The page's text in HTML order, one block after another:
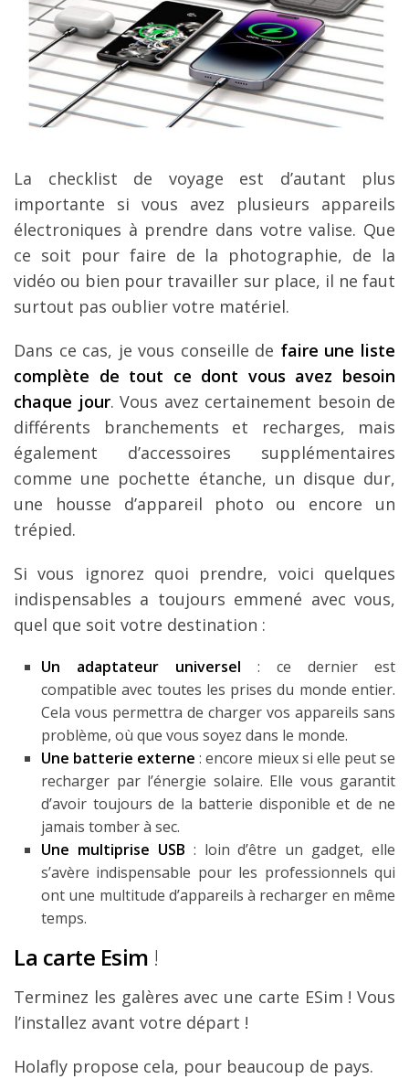
La checklist de voyage est d’autant plus
importante si vous avez plusieurs appareils
électroniques à prendre dans votre valise. Que
ce soit pour faire de la photographie, de la
vidéo ou bien pour travailler sur place, il ne faut
surtout pas oublier votre matériel.
Dans ce cas, je vous conseille de faire une liste
complète de tout ce dont vous avez besoin
chaque jour. Vous avez certainement besoin de
différents branchements et recharges, mais
également d’accessoires supplémentaires
comme une pochette étanche, un disque dur,
une housse d’appareil photo ou encore un
trépied.
Si vous ignorez quoi prendre, voici quelques
indispensables a toujours emmené avec vous,
quel que soit votre destination :
Un adaptateur universel : ce dernier est
compatible avec toutes les prises du monde entier.
Cela vous permettra de charger vos appareils sans
problème, où que vous soyez dans le monde.
Une batterie externe : encore mieux si elle peut se
recharger par l’énergie solaire. Elle vous garantit
d’avoir toujours de la batterie disponible et de ne
jamais tomber à sec.
Une multiprise USB : loin d’être un gadget, elle
s’avère indispensable pour les professionnels qui
ont une multitude d’appareils à recharger en même
temps.
La carte Esim !
Terminez les galères avec une carte ESim ! Vous
l’installez avant votre départ !
Holafly propose cela, pour beaucoup de pays.